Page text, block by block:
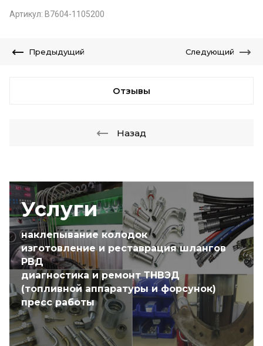
Услуги
наклепывание колодок
изготовление и реставрация шлангов
РВД
диагностика и ремонт ТНВЭД
(топливной аппаратуры и форсунок)
пресс работы
Артикул: B7604-1105200
Предыдущий Следующий
Отзывы
Назад